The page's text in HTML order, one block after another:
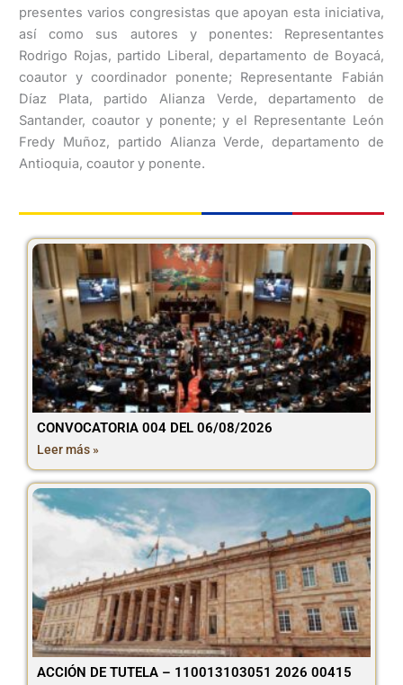
presentes varios congresistas que apoyan esta iniciativa,
así como sus autores y ponentes: Representantes
Rodrigo Rojas, partido Liberal, departamento de Boyacá,
coautor y coordinador ponente; Representante Fabián
Díaz Plata, partido Alianza Verde, departamento de
Santander, coautor y ponente; y el Representante León
Fredy Muñoz, partido Alianza Verde, departamento de
Antioquia, coautor y ponente.
CONVOCATORIA 004 DEL 06/08/2026
Leer más »
ACCIÓN DE TUTELA – 110013103051 2026 00415